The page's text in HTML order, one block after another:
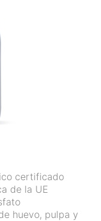
certificado
de la UE
huevo, pulpa y